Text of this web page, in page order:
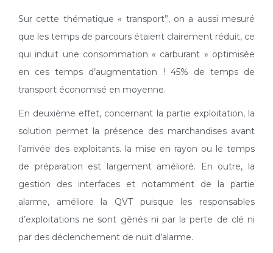
Sur cette thématique « transport”, on a aussi mesuré
que les temps de parcours étaient clairement réduit, ce
qui induit une consommation « carburant » optimisée
en ces temps d’augmentation ! 45% de temps de
transport économisé en moyenne.
En deuxième effet, concernant la partie exploitation, la
solution permet la présence des marchandises avant
l’arrivée des exploitants. la mise en rayon ou le temps
de préparation est largement amélioré. En outre, la
gestion des interfaces et notamment de la partie
alarme, améliore la QVT puisque les responsables
d’exploitations ne sont gênés ni par la perte de clé ni
par des déclenchement de nuit d’alarme.